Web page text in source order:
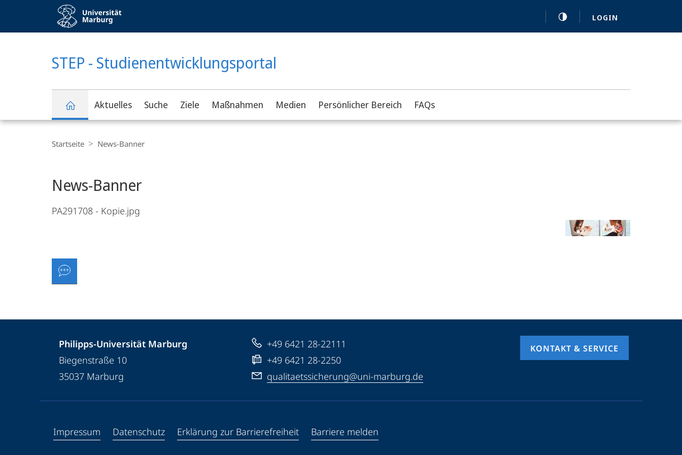
KONTRASTREICHE VERSION LOGIN
STEP - Studienentwicklungsportal
Aktuelles Suche Ziele Maßnahmen Medien Persönlicher Bereich FAQs
Navigation
Startseite News-Banner
News-Banner
PA291708 - Kopie.jpg
Informationen
Kontaktinformationen
der
Universität
Marburg
Philipps-Universität Marburg
Biegenstraße 10
35037 Marburg
+49 6421 28-22111
+49 6421 28-2250
qualitaetssicherung@uni-marburg.de
KONTAKT & SERVICE
Navigation
Impressum Datenschutz Erklärung zur Barrierefreiheit Barriere melden